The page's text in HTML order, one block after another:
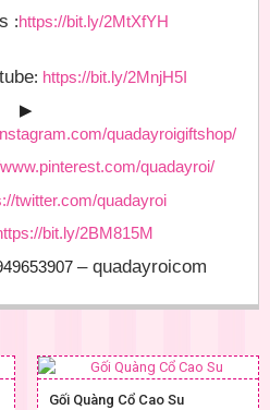
:https://bit.ly/2MtXfYH
: https://bit.ly/2MnjH5I
▶
quadayroigiftshop/
quadayroi/
twitter.com/quadayroi
bit.ly/2BM815M
– quadayroicom
Gối Quàng Cổ Cao Su